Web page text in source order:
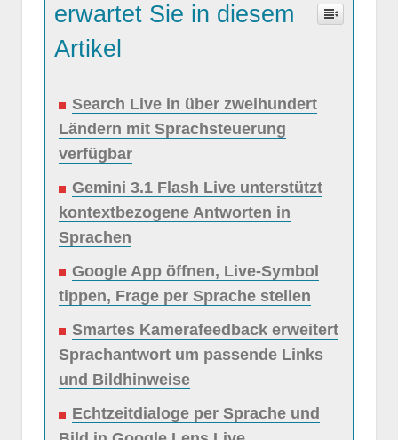
erwartet Sie in diesem
Artikel
Search Live in über zweihundert
Ländern mit Sprachsteuerung
verfügbar
Gemini 3.1 Flash Live unterstützt
kontextbezogene Antworten in
Sprachen
Google App öffnen, Live-Symbol
tippen, Frage per Sprache stellen
Smartes Kamerafeedback erweitert
Sprachantwort um passende Links
und Bildhinweise
Echtzeitdialoge per Sprache und